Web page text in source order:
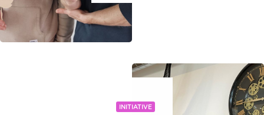
INITIATIVE